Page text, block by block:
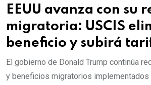
EEUU avanza con su
migratoria: USCIS
beneficio y subirá
El gobierno de Donald Trump continúa
y beneficios migratorios implementados